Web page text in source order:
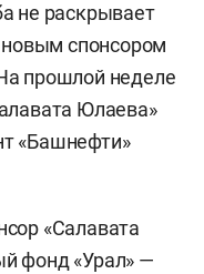
не раскрывает
новым спонсором
прошлой неделе
Юлаева»
«Башнефти»
«Салавата
фонд «Урал» —